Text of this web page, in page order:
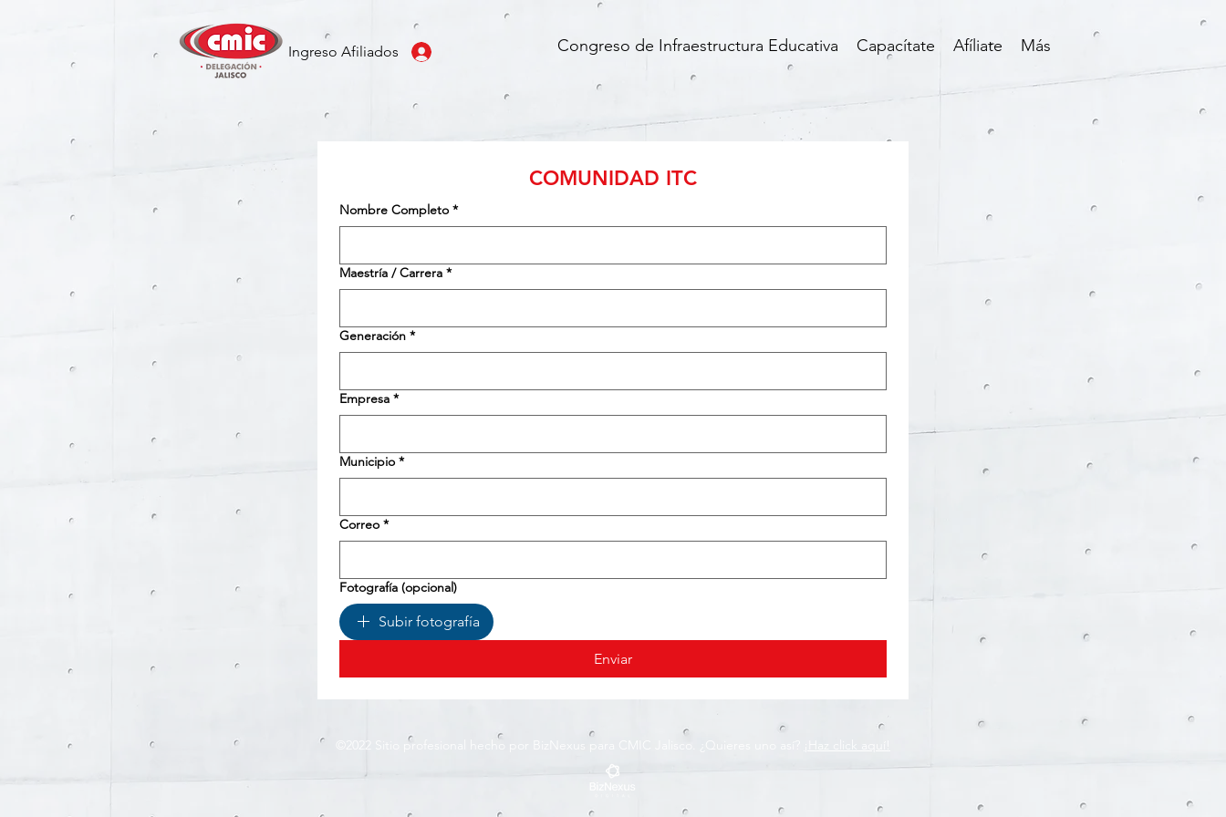
Ingreso Afiliados Congreso de Infraestructura Educativa Capacítate Afíliate Más
COMUNIDAD ITC
Nombre Completo *
Maestría / Carrera *
Generación *
Empresa *
Municipio *
Correo *
Fotografía (opcional)
Subir fotografía
Enviar
©2022 Sitio profesional hecho por BizNexus para CMIC Jalisco. ¿Quieres uno así? ¡Haz click aquí!